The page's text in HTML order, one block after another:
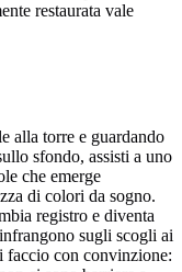
restaurata vale
alla torre e guardando
sfondo, assisti a uno
che emerge
di colori da sogno.
registro e diventa
sugli scogli ai
faccio con convinzione: